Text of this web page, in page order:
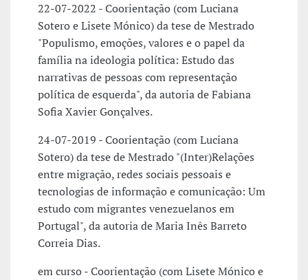
22-07-2022 - Coorientação (com Luciana
Sotero e Lisete Mónico) da tese de Mestrado
"Populismo, emoções, valores e o papel da
família na ideologia política: Estudo das
narrativas de pessoas com representação
política de esquerda", da autoria de Fabiana
Sofia Xavier Gonçalves.
24-07-2019 - Coorientação (com Luciana
Sotero) da tese de Mestrado "(Inter)Relações
entre migração, redes sociais pessoais e
tecnologias de informação e comunicação: Um
estudo com migrantes venezuelanos em
Portugal", da autoria de Maria Inês Barreto
Correia Dias.
em curso - Coorientação (com Lisete Mónico e